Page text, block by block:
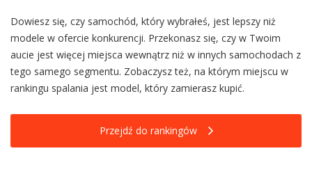
Dowiesz się, czy samochód, który wybrałeś, jest lepszy niż
modele w ofercie konkurencji. Przekonasz się, czy w Twoim
aucie jest więcej miejsca wewnątrz niż w innych samochodach z
tego samego segmentu. Zobaczysz też, na którym miejscu w
rankingu spalania jest model, który zamierasz kupić.
Przejdź do rankingów